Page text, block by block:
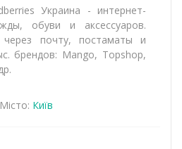
Украина - интернет-
обуви и аксессуаров.
через почту, постаматы и
брендов: Mango, Topshop,
Місто: Київ